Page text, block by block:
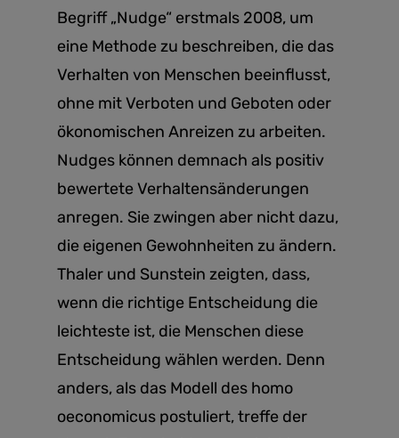
Begriff „Nudge“ erstmals 2008, um
eine Methode zu beschreiben, die das
Verhalten von Menschen beeinflusst,
ohne mit Verboten und Geboten oder
ökonomischen Anreizen zu arbeiten.
Nudges können demnach als positiv
bewertete Verhaltensänderungen
anregen. Sie zwingen aber nicht dazu,
die eigenen Gewohnheiten zu ändern.
Thaler und Sunstein zeigten, dass,
wenn die richtige Entscheidung die
leichteste ist, die Menschen diese
Entscheidung wählen werden. Denn
anders, als das Modell des homo
oeconomicus postuliert, treffe der